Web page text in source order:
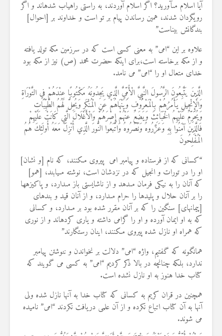
آيا اسلام مى‏آوريد؟ اگر اسلام آوردند، به راستى راهياب شده‏اند و اگر
رويگردان شدند، همين رساندن پيام بر تو است و خداوند بر [احوال‏]
بندگانش بيناست‏”
علاوه بر این “امی” به معنی کسی است که در سرزمین مکه تولد یافته
و از مکه برخاسته است،برای اینکه حضرت محمد (ص) نیز از مکه بود
خدای متعال او را “امی” می نامد.
الَّذِينَ يَتَّبِعُونَ الرَّسُولَ النَّبِيَّ الْأُمِّيَّ الَّذِي يَجِدُونَهُ مَكْتُوبًا عِنْدَهُمْ فِي التَّوْرَاةِ
وَالْإِنْجِيلِ يَأْمُرُهُمْ بِالْمَعْرُوفِ وَيَنْهَاهُمْ عَنِ الْمُنْكَرِ وَيُحِلُّ لَهُمُ الطَّيِّبَاتِ
وَيُحَرِّمُ عَلَيْهِمُ الْخَبَائِثَ وَيَضَعُ عَنْهُمْ إِصْرَهُمْ وَالْأَغْلَالَ الَّتِي كَانَتْ عَلَيْهِمْ
فَالَّذِينَ آمَنُوا بِهِ وَعَزَّرُوهُ وَنَصَرُوهُ وَاتَّبَعُوا النُّورَ الَّذِي أُنْزِلَ مَعَهُ أُولَئِكَ هُمُ
الْمُفْلِحُونَ
“كسانى كه از فرستاده و پيامبر امى پيروى مى‏كنند، كه نام [و نشان‏]
او را در تورات و انجيل كه در نزدشان است، نوشته مى‏يابند، [همو]
كه آنان را به نيكى فرمان مى‏دهد و از ناشايستى باز مى‏دارد، و پاكيزه‏ها
را بر آنان حلال و پليدها را حرام مى‏دارد، و از آنان قيد و بندهاى
[پيمانهاى‏] سنگين را كه بر آنان مقرر شده بود بر مى‏دارد، و كسانى
كه به او ايمان آورده و او را گرامى داشته و يارى كرده‏اند و از نورى
كه همراه او نازل شده پيروى مى‏كنند، اينان رستگارند”
همانگونه که گفتیم،‌ واژه “امی” دلالت بر نخواندن و ننوشتن پیامبر
ندارد، بلکه چنانچه در بالا ذکر کردیم “امی” به کسی می گویند که
کتاب خدا هنوز به او نازل نشده است.
همچنین در قران کریم به کسانی که کتاب خدا به آنها نازل شده ولی
آنها به آن کتاب اتباع نکرده و از آن علمی دریافت نکردند “امی” نامیده
می شوند.